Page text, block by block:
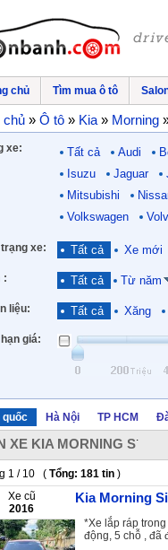
chủ Tìm mua ô tô
chủ » Ô tô » Kia » Morning
xe: Tất cả Audi
Isuzu
Jaguar
Mitsubishi
Volkswagen
xe: Tất cả Xe mới
: Tất cả Từ năm
liệu: Tất cả Xăng
giá:
quốc Hà Nội TP HCM
XE KIA MORNING S
1 / 10 ( Tổng: 181 tin )
Xe cũ
2016
Kia Morning
*Xe lắp ráp
động, 5 chỗ , đã